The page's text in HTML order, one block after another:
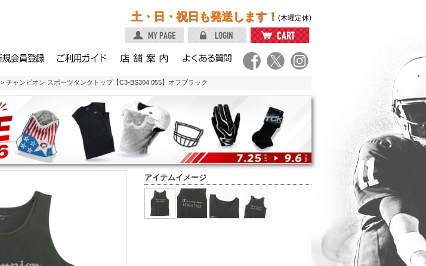
土・日・祝日も発送します！ (木曜定休)
> チャンピオン スポーツタンクトップ【C3-BS304 055】オフブラック
アイテムイメージ